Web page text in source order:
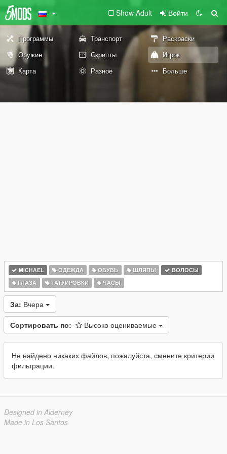
Show Adult Войти
Программы Транспорт
Раскраски
Оружие
Скрипты
Игрок
Карта
Разное Больше
MICHAEL ОДЕЖДА ОБУВЬ ШЛЯПЫ
ВОЛОСЫ
ГЛАЗА
ТАТУИРОВКИ ЧАСЫ
За: Вчера
Сортировать по: Высоко оцениваемые
Не найдено никаких файлов, пожалуйста, смените критерии
фильтрации.
Designed in Alderney
Made in Los Santos